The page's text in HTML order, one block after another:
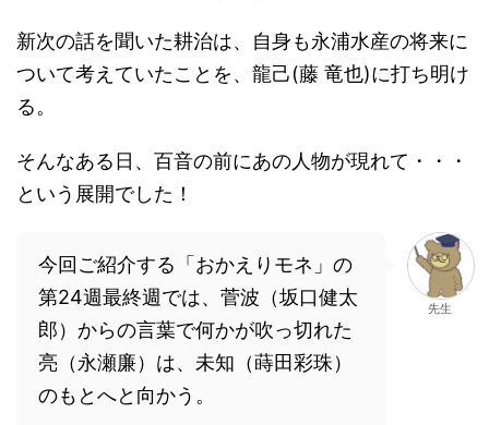
新次の話を聞いた耕治は、自身も永浦水産の将来に
ついて考えていたことを、龍己(藤 竜也)に打ち明け
る。
そんなある日、百音の前にあの人物が現れて・・・
という展開でした！
今回ご紹介する「おかえりモネ」の
第24週最終週では、菅波（坂口健太
郎）からの言葉で何かが吹っ切れた
亮（永瀬廉）は、未知（蒔田彩珠）
のもとへと向かう。
先生